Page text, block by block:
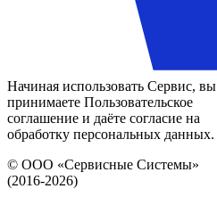
Начиная использовать Сервис, вы
принимаете Пользовательское
соглашение и даёте согласие на
обработку персональных данных.
© ООО «Сервисные Системы»
(2016-2026)